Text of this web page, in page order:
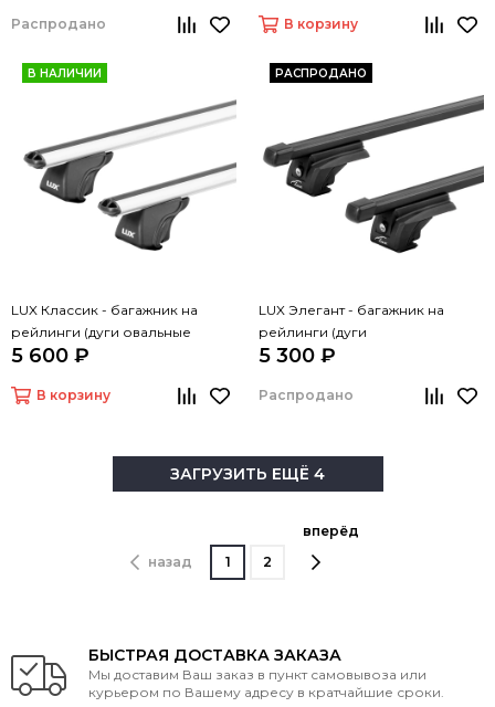
Распродано В корзину
В НАЛИЧИИ
LUX Классик - багажник на
рейлинги (дуги овальные
серые, 1,2м)
5 600 ₽
В корзину
РАСПРОДАНО
LUX Элегант - багажник на
рейлинги (дуги
прямоугольные черные, 1,2м)
5 300 ₽
Распродано
ЗАГРУЗИТЬ ЕЩЁ 4
назад 1 2
вперёд
БЫСТРАЯ ДОСТАВКА ЗАКАЗА
Мы доставим Ваш заказ в пункт самовывоза или
курьером по Вашему адресу в кратчайшие сроки.